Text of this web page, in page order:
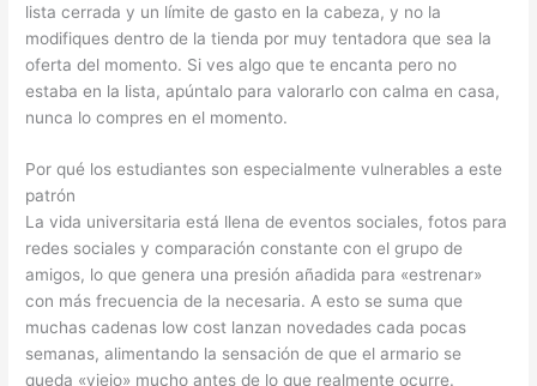
lista cerrada y un límite de gasto en la cabeza, y no la
modifiques dentro de la tienda por muy tentadora que sea la
oferta del momento. Si ves algo que te encanta pero no
estaba en la lista, apúntalo para valorarlo con calma en casa,
nunca lo compres en el momento.
Por qué los estudiantes son especialmente vulnerables a este
patrón
La vida universitaria está llena de eventos sociales, fotos para
redes sociales y comparación constante con el grupo de
amigos, lo que genera una presión añadida para «estrenar»
con más frecuencia de la necesaria. A esto se suma que
muchas cadenas low cost lanzan novedades cada pocas
semanas, alimentando la sensación de que el armario se
queda «viejo» mucho antes de lo que realmente ocurre.